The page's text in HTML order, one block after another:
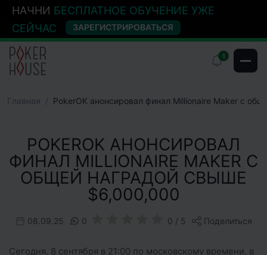
НАЧНИ БЕСПЛАТНОЕ ОБУЧЕНИЕ УЖЕ
СЕЙЧАС
ЗАРЕГИСТРИРОВАТЬСЯ
1
Главная PokerOK анонсировал финал Millionaire Maker с
POKEROK АНОНСИРОВАЛ
ФИНАЛ MILLIONAIRE MAKER С
ОБЩЕЙ НАГРАДОЙ СВЫШЕ
$6,000,000
08.09.25 0 0 / 5 Поделиться
Сегодня, 8 сентября в 21:00 по московскому времени, в